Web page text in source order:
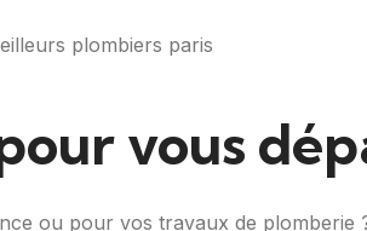
vous
ou pour vos travaux de plomberie